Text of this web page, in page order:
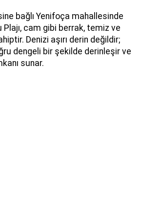
bağlı Yenifoça mahallesinde
Plajı, cam gibi berrak, temiz ve
Denizi aşırı derin değildir;
dengeli bir şekilde derinleşir ve
sunar.